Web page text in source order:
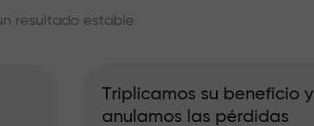
resultado estable
Triplicamos su beneficio y
anulamos las pérdidas